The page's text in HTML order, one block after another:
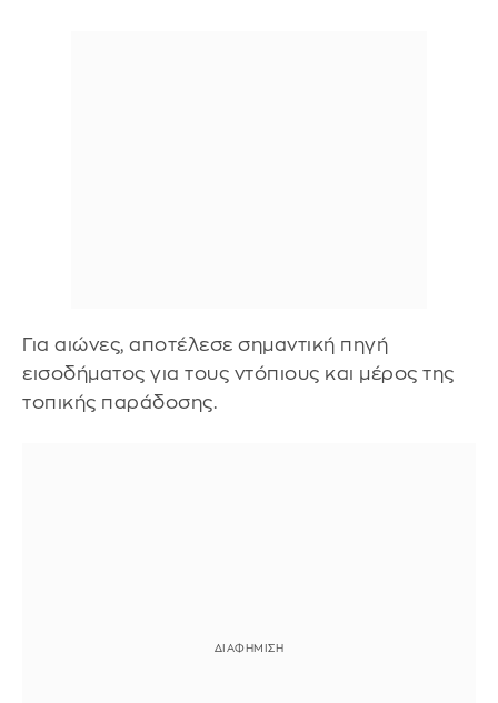
Για αιώνες, αποτέλεσε σημαντική πηγή
εισοδήματος για τους ντόπιους και μέρος της
τοπικής παράδοσης.